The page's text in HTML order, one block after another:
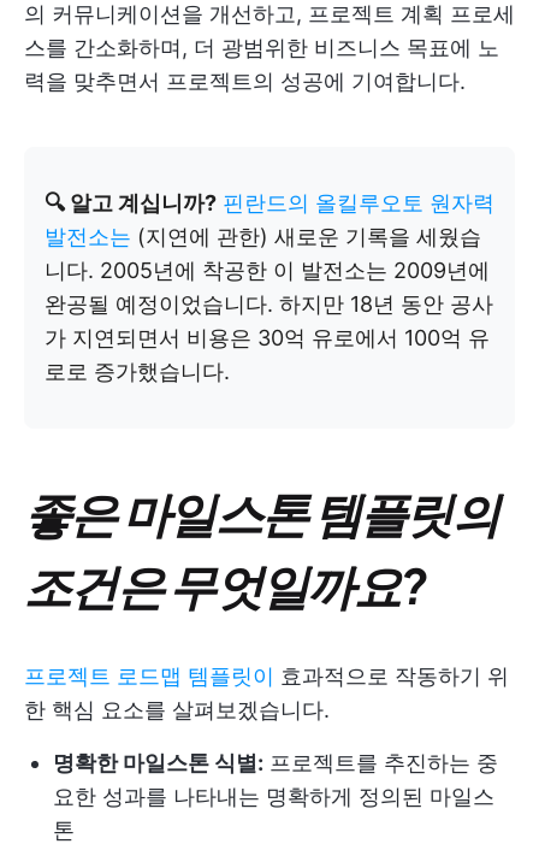
의 커뮤니케이션을 개선하고, 프로젝트 계획 프로세
스를 간소화하며, 더 광범위한 비즈니스 목표에 노
력을 맞추면서 프로젝트의 성공에 기여합니다.
🔍 알고 계십니까? 핀란드의 올킬루오토 원자력
발전소는 (지연에 관한) 새로운 기록을 세웠습
니다. 2005년에 착공한 이 발전소는 2009년에
완공될 예정이었습니다. 하지만 18년 동안 공사
가 지연되면서 비용은 30억 유로에서 100억 유
로로 증가했습니다.
좋은 마일스톤 템플릿의
조건은 무엇일까요?
프로젝트 로드맵 템플릿이 효과적으로 작동하기 위
한 핵심 요소를 살펴보겠습니다.
명확한 마일스톤 식별: 프로젝트를 추진하는 중
요한 성과를 나타내는 명확하게 정의된 마일스
톤